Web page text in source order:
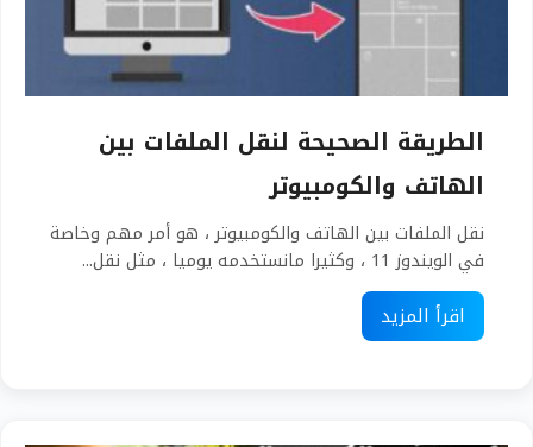
الطريقة الصحيحة لنقل الملفات بين
الهاتف والكومبيوتر
نقل الملفات بين الهاتف والكومبيوتر ، هو أمر مهم وخاصة
في الويندوز 11 ، وكثيرا مانستخدمه يوميا ، مثل نقل...
اقرأ المزيد